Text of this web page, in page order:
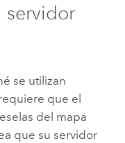
servidor
se utilizan
que el
del mapa
que su servidor